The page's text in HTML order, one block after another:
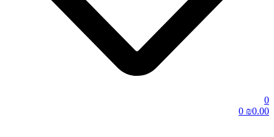
0
₪0.00
0